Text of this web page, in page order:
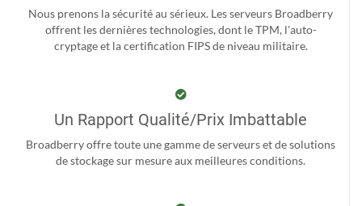
Nous prenons la sécurité au sérieux. Les serveurs Broadberry
offrent les dernières technologies, dont le TPM, l'auto-
cryptage et la certification FIPS de niveau militaire.
Un Rapport Qualité/Prix Imbattable
Broadberry offre toute une gamme de serveurs et de solutions
de stockage sur mesure aux meilleures conditions.